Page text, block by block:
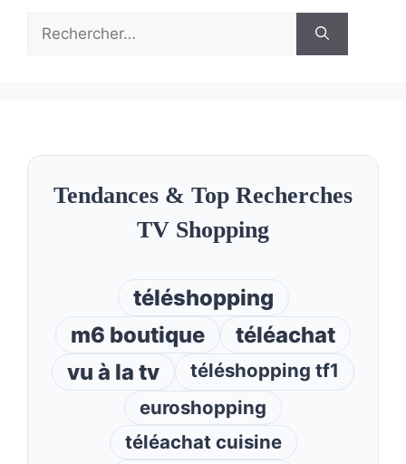
Rechercher :
Tendances & Top Recherches
TV Shopping
téléshopping
m6 boutique
téléachat
vu à la tv
téléshopping tf1
euroshopping
téléachat cuisine